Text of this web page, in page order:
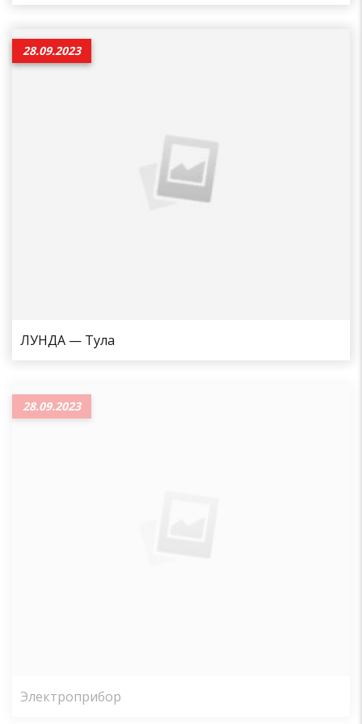
28.09.2023
ЛУНДА — Тула
28.09.2023
Электроприбор